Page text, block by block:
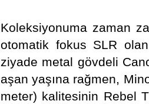
Koleksiyonuma zaman
otomatik fokus SLR
ziyade metal gövdeli
aşan yaşına rağmen,
meter) kalitesinin Rebel